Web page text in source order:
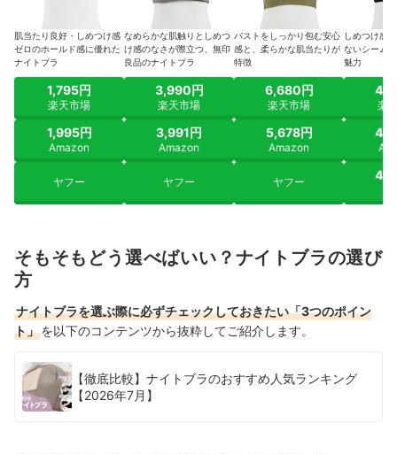
肌当たり良好・しめつけ感
ゼロのホールド感に優れた
ナイトブラ
1,795円
楽天市場
1,995円
Amazon
ヤフー
なめらかな肌触りとしめつ
け感のなさが際立つ、無印
良品のナイトブラ
3,990円
楽天市場
3,991円
Amazon
ヤフー
バストをしっかり包む安心
感と、柔らかな肌当たりが
特徴
6,680円
楽天市場
5,678円
Amazon
ヤフー
しめつけ感
ないシーム
魅力
楽
そもそもどう選べばいい？ナイトブラの選び
方
ナイトブラを選ぶ際に必ずチェックしておきたい「3つのポイン
ト」を以下のコンテンツから抜粋してご紹介します。
【徹底比較】ナイトブラのおすすめ人気ランキング
【2026年7月】